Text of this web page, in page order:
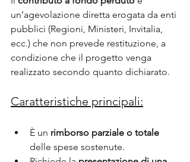
un’agevolazione diretta erogata da enti
pubblici (Regioni, Ministeri, Invitalia,
ecc.) che non prevede restituzione, a
condizione che il progetto venga
realizzato secondo quanto dichiarato.
Caratteristiche principali:
È un rimborso parziale o totale
delle spese sostenute.